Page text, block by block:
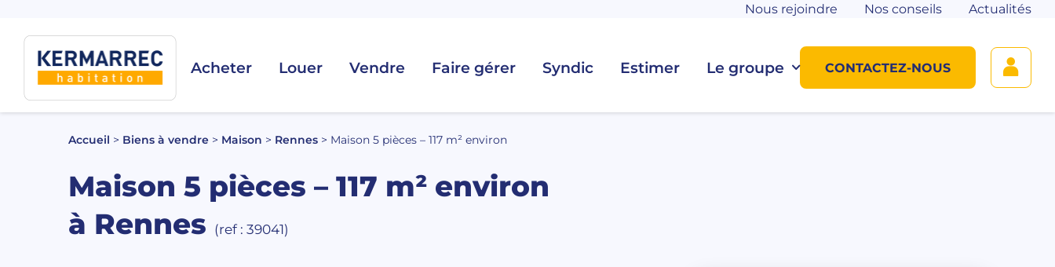
Acheter Louer Vendre Faire gérer Syndic Estimer Le groupe
Nous rejoindre Nos conseils Actualités
CONTACTEZ-NOUS
Accueil > Biens à vendre > Maison > Rennes > Maison 5 pièces – 117 m² environ
Maison 5 pièces – 117 m² environ
à Rennes (ref : 39041)